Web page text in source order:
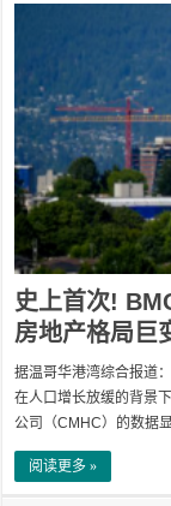
史上首次!
房地产格局巨
据温哥华港湾综合报道
在人口增长放缓的背景
公司（CMHC）的数据
阅读更多 »